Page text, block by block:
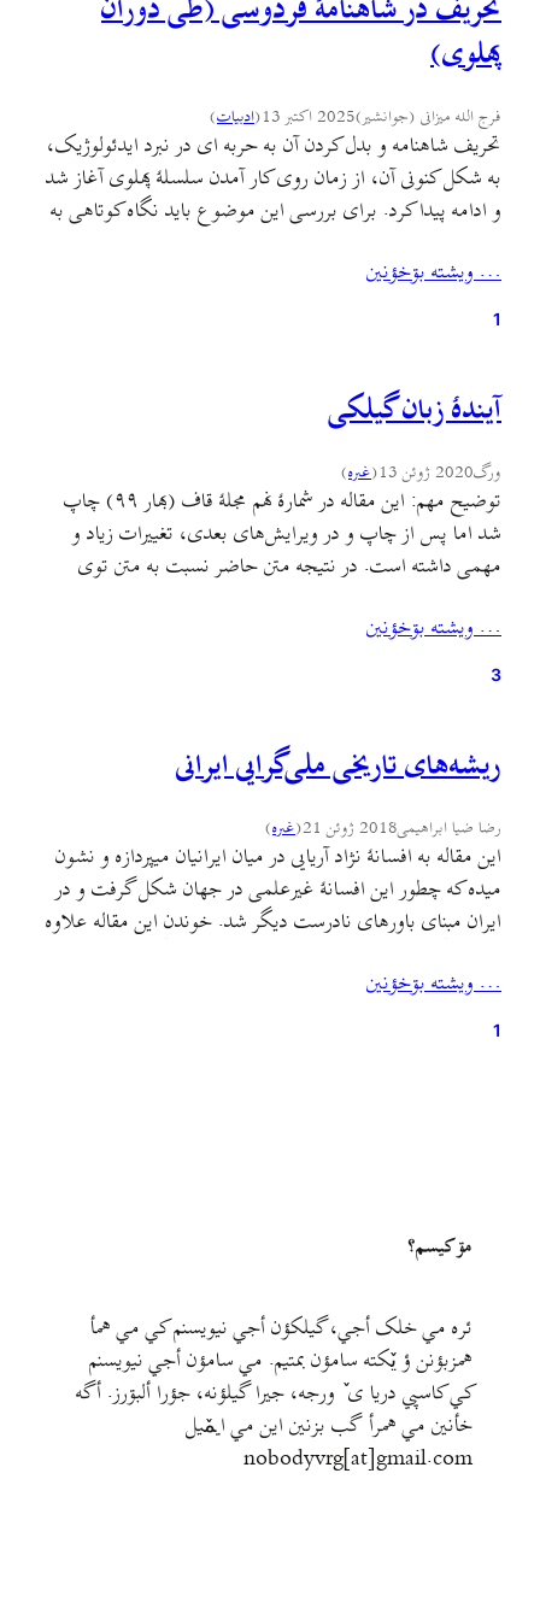
پهلوی)
فرج الله میزانی (جوانشیر)2025 اکتبر 13 (ادبيات)
تحریف شاهنامه و بدل کردن آن به حربه ای در نبرد ایدئولوژیک،
به شکل کنونی آن، از زمان روی کار آمدن سلسلهٔ پهلوی آغاز شد
و ادامه پیدا کرد. برای بررسی این موضوع باید نگاه کوتاهی به
سلسله بیاندازیم. کودتای سوم اسفند نقطهٔ پایانی بود…
… ويشته بۊخؤنين
1
آیندهٔ زبان گیلکی
ورگ2020 ژوئن 13 (غىره)
توضیح مهم: این مقاله در شمارهٔ نهم مجلهٔ قاف (بهار ۹۹) چاپ
شد اما پس از چاپ و در ویرایش‌های بعدی، تغییرات زیاد و
مهمی داشته است. در نتیجه متن حاضر نسبت به متن توی
بحثي‌ست که قرار بود در دی ماه ۹۸ و در تالار…
… ويشته بۊخؤنين
3
ریشه‌های تاریخی ملی‌گرایی ایرانی
رضا ضیا ابراهیمی2018 ژوئن 21 (غىره)
این مقاله به افسانهٔ نژاد آریایی در میان ایرانیان میپردازه و نشون
میده که چطور این افسانهٔ غیرعلمی در جهان شکل گرفت و در
ایران مبنای باورهای نادرست دیگر شد. خوندن این مقاله علاوه
آشنایی بیشتر با جنبه‌های نژادگرایانه و فاشیستی دستگاه
آموزشی…
… ويشته بۊخؤنين
1
مۊ کيسم؟
ئره مي خلک أجي، گيلکؤن أجي نيويسنم کي مي همأ
همزبؤنن ؤ يٚکته سامؤن بمتيم. مي سامؤن أجي نيويسنم
کي کاسپي دريا ی ٚ ورجه، جيرا گيلؤنه، جؤرا ألبۊرز. أگه
خأنين مي همرأ گب بزنين اين مي ايمٚیل‌ ‌
nobodyvrg[at]gmail.com